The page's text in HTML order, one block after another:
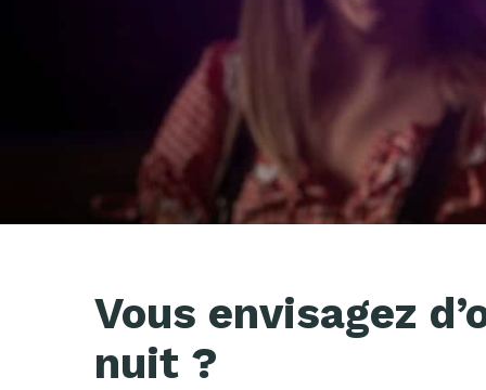
Vous envisagez
nuit ?